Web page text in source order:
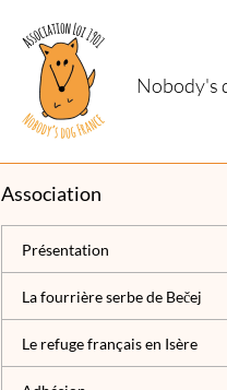
Nobody's
Association
Présentation
La fourrière serbe de Bečej
Le refuge français en Isère